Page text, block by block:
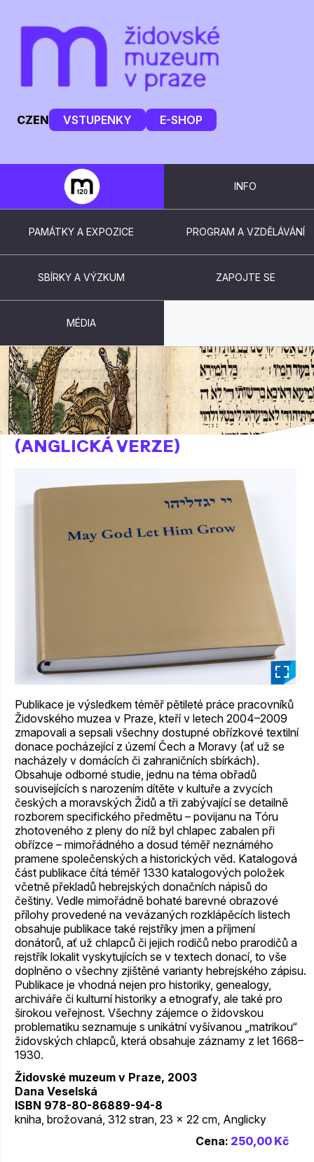
CZEN VSTUPENKY E-SHOP
INFO
PAMÁTKY A EXPOZICE PROGRAM A VZDĚLÁVÁNÍ
SBÍRKY A VÝZKUM ZAPOJTE SE
MÉDIA
NECHŤ MU BŮH DÁ VYRŮST
(ANGLICKÁ VERZE)
Publikace je výsledkem téměř pětileté práce pracovníků
Židovského muzea v Praze, kteří v letech 2004–2009
zmapovali a sepsali všechny dostupné obřízkové textilní
donace pocházející z území Čech a Moravy (ať už se
nacházely v domácích či zahraničních sbírkách).
Obsahuje odborné studie, jednu na téma obřadů
souvisejících s narozením dítěte v kultuře a zvycích
českých a moravských Židů a tři zabývající se detailně
rozborem specifického předmětu – povijanu na Tóru
zhotoveného z pleny do níž byl chlapec zabalen při
obřízce – mimořádného a dosud téměř neznámého
pramene společenských a historických věd. Katalogová
část publikace čítá téměř 1330 katalogových položek
včetně překladů hebrejských donačních nápisů do
češtiny. Vedle mimořádně bohaté barevné obrazové
přílohy provedené na vevázaných rozklápěcích listech
obsahuje publikace také rejstříky jmen a příjmení
donátorů, ať už chlapců či jejich rodičů nebo prarodičů a
rejstřík lokalit vyskytujících se v textech donací, to vše
doplněno o všechny zjištěné varianty hebrejského zápisu.
Publikace je vhodná nejen pro historiky, genealogy,
archiváře či kulturní historiky a etnografy, ale také pro
širokou veřejnost. Všechny zájemce o židovskou
problematiku seznamuje s unikátní vyšívanou „matrikou“
židovských chlapců, která obsahuje záznamy z let 1668–
1930.
Židovské muzeum v Praze, 2003
Dana Veselská
ISBN 978-80-86889-94-8
kniha, brožovaná, 312 stran, 23 x 22 cm, Anglicky
Cena: 250,00 Kč